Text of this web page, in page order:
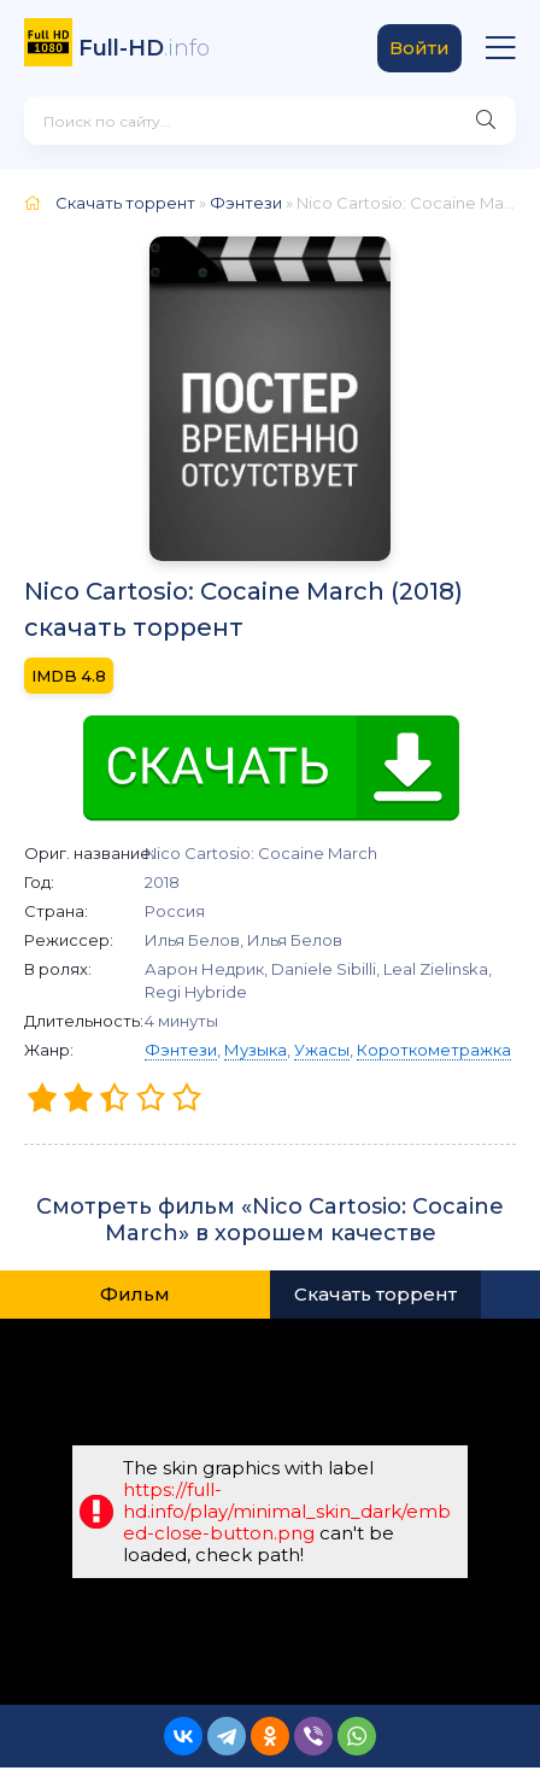
Full-HD.info Войти
Скачать торрент » Фэнтези » Nico Cartosio: Cocaine March
Nico Cartosio: Cocaine March (2018)
скачать торрент
4.8
Ориг. название:Nico Cartosio: Cocaine March
Год:
2018
Страна:
Россия
Режиссер:
Илья Белов, Илья Белов
В ролях:
Аарон Недрик, Daniele Sibilli, Leal Zielinska,
Regi Hybride
Длительность:4 минуты
Жанр:
Фэнтези Музыка Ужасы Короткометражка
Смотреть фильм «Nico Cartosio: Cocaine
March» в хорошем качестве
Фильм Скачать торрент
The skin graphics with label
https://full-
hd.info/play/minimal_skin_dark/emb
ed-close-button.png can't be
loaded, check path!